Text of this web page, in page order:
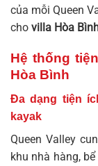
của mỗiQueen
cho villa Hòa
Hệ thống
Hòa Bình
Đa dạng tiện
kayak
Queen Valley
khu nhà hàng,